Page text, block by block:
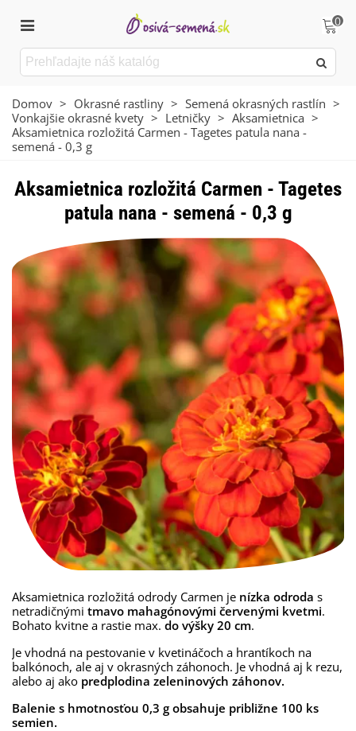
0
Domov > Okrasné rastliny > Semená okrasných rastlín >
Vonkajšie okrasné kvety > Letničky > Aksamietnica >
Aksamietnica rozložitá Carmen - Tagetes patula nana -
semená - 0,3 g
Aksamietnica rozložitá Carmen - Tagetes
patula nana - semená - 0,3 g
Aksamietnica rozložitá odrody Carmen je nízka odroda s
netradičnými tmavo mahagónovými červenými kvetmi.
Bohato kvitne a rastie max. do výšky 20 cm.
Je vhodná na pestovanie v kvetináčoch a hrantíkoch na
balkónoch, ale aj v okrasných záhonoch. Je vhodná aj k rezu,
alebo aj ako predplodina zeleninových záhonov.
Balenie s hmotnosťou 0,3 g obsahuje približne 100 ks
semien.